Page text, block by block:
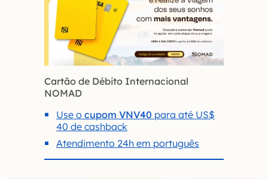
Cartão de Débito Internacional
NOMAD
Use o cupom VNV40 para até US$
40 de cashback
Atendimento 24h em português